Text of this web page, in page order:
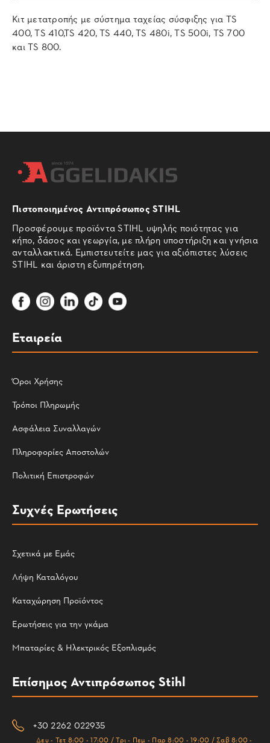
Κιτ μετατροπής με σύστημα ταχείας σύσφιξης για TS
400, TS 410,TS 420, TS 440, TS 480i, TS 500i, TS 700
και TS 800.
Πιστοποιημένος Αντιπρόσωπος STIHL
Προσφέρουμε προϊόντα STIHL υψηλής ποιότητας για
κήπο, δάσος και γεωργία, με πλήρη υποστήριξη και γνήσια
ανταλλακτικά. Εμπιστευτείτε μας για αξιόπιστες λύσεις
STIHL και άριστη εξυπηρέτηση.
Εταιρεία
Όροι Χρήσης
Τρόποι Πληρωμής
Ασφάλεια Συναλλαγών
Πληροφορίες Αποστολών
Πολιτική Επιστροφών
Συχνές Ερωτήσεις
Σχετικά με Εμάς
Λήψη Καταλόγου
Καταχώρηση Προϊόντος
Ερωτήσεις για την γκάμα
Μπαταρίες & Ηλεκτρικός Εξοπλισμός
Επίσημος Αντιπρόσωπος Stihl
+30 2262 022935
Δευ - Τετ 8:00 - 17:00 / Τρι - Πεμ - Παρ 8:00 - 19:00 / Σαβ 8:00 -